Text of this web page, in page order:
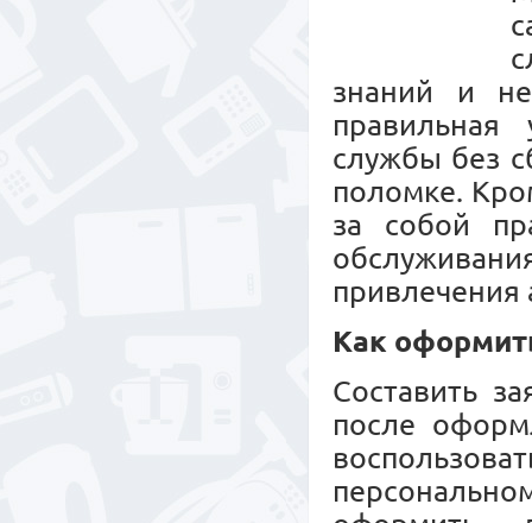
знаний и
правильная
службы без
поломке.
за собой
привлечения
Как
Составить
после